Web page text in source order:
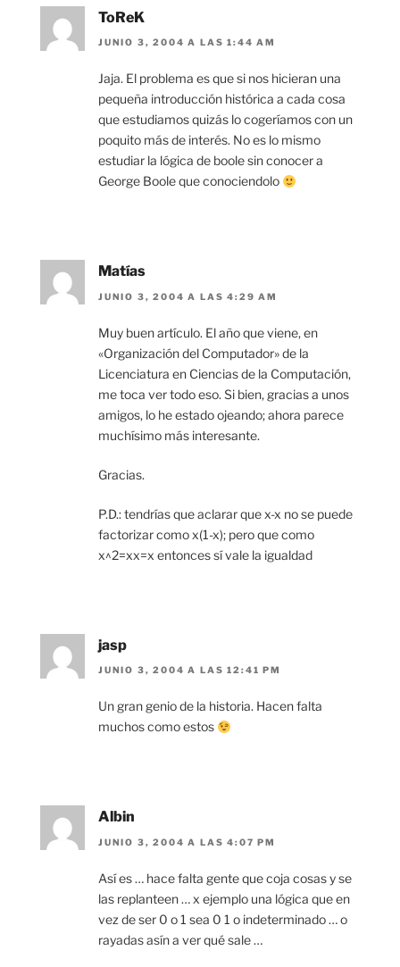
ToReK
JUNIO 3, 2004 A LAS 1:44 AM
Jaja. El problema es que si nos hicieran una
pequeña introducción histórica a cada cosa
que estudiamos quizás lo cogeríamos con un
poquito más de interés. No es lo mismo
estudiar la lógica de boole sin conocer a
George Boole que conociendolo
Matías
JUNIO 3, 2004 A LAS 4:29 AM
Muy buen artículo. El año que viene, en
«Organización del Computador» de la
Licenciatura en Ciencias de la Computación,
me toca ver todo eso. Si bien, gracias a unos
amigos, lo he estado ojeando; ahora parece
muchísimo más interesante.
Gracias.
P.D.: tendrías que aclarar que x-x no se puede
factorizar como x(1-x); pero que como
x^2=xx=x entonces sí vale la igualdad
jasp
JUNIO 3, 2004 A LAS 12:41 PM
Un gran genio de la historia. Hacen falta
muchos como estos
Albin
JUNIO 3, 2004 A LAS 4:07 PM
Así es … hace falta gente que coja cosas y se
las replanteen … x ejemplo una lógica que en
vez de ser 0 o 1 sea 0 1 o indeterminado … o
rayadas asín a ver qué sale …